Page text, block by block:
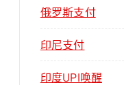
俄罗斯支付
印尼支付
印度UPI唤醒